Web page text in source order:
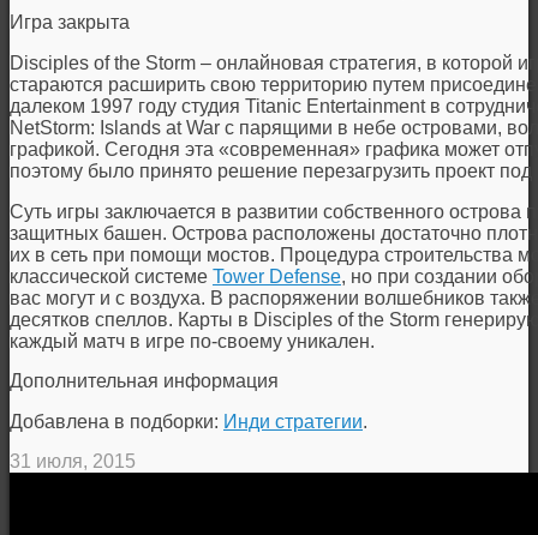
Игра закрыта
Disciples of the Storm – онлайновая стратегия, в которой
стараются расширить свою территорию путем
далеком 1997 году студия Titanic Entertainment в
NetStorm: Islands at War с парящими в небе островами,
графикой. Сегодня эта «современная» графика может
поэтому было принято решение перезагрузить проект
Суть игры заключается в развитии собственного острова
защитных башен. Острова расположены достаточно
их в сеть при помощи мостов. Процедура строительства
классической системе Tower Defense, но при создании
вас могут и с воздуха. В распоряжении волшебников
десятков спеллов. Карты в Disciples of the Storm
каждый матч в игре по-своему уникален.
Дополнительная информация
Добавлена в подборки: Инди стратегии.
31 июля, 2015